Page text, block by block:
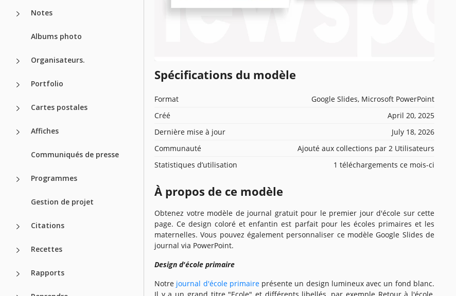
Notes
Albums photo
Organisateurs.
Portfolio
Cartes postales
Affiches
Communiqués de presse
Programmes
Gestion de projet
Citations
Recettes
Rapports
Spécifications du modèle
Format
Google Slides, Microsoft PowerPoint
Créé
April 20, 2025
Dernière mise à jour
July 18, 2026
Communauté
Ajouté aux collections par 2 Utilisateurs
Statistiques d’utilisation
1 téléchargements ce mois-ci
À propos de ce modèle
Obtenez votre modèle de journal gratuit pour le premier jour d'école sur cette
page. Ce design coloré et enfantin est parfait pour les écoles primaires et les
maternelles. Vous pouvez également personnaliser ce modèle Google Slides de
journal via PowerPoint.
Design d'école primaire
Notre journal d'école primaireprésente un design lumineux avec un fond blanc.
Il y a un grand titre "Ecole" et différents libellés, par exemple Retour à l'école,